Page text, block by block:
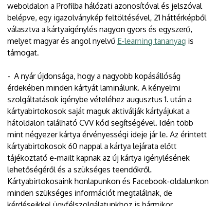
weboldalon a Profilba hálózati azonosítóval és jelszóval
belépve, egy igazolványkép feltöltésével, 21 háttérképből
választva a kártyaigénylés nagyon gyors és egyszerű,
melyet magyar és angol nyelvű E-learning tananyag is
támogat.
- A nyár újdonsága, hogy a nagyobb kopásállóság
érdekében minden kártyát laminálunk. A kényelmi
szolgáltatások igénybe vételéhez augusztus 1. után a
kártyabirtokosok saját maguk aktiválják kártyájukat a
hátoldalon található CVV kód segítségével. Idén több
mint négyezer kártya érvényességi ideje jár le. Az érintett
kártyabirtokosok 60 nappal a kártya lejárata előtt
tájékoztató e-mailt kapnak az új kártya igénylésének
lehetőségéről és a szükséges teendőkről.
Kártyabirtokosaink honlapunkon és Facebook-oldalunkon
minden szükséges információt megtalálnak, de